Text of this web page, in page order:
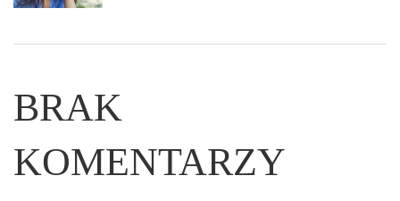
BRAK
KOMENTARZY